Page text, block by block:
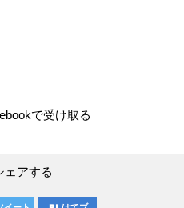
で受け取る
ェアする